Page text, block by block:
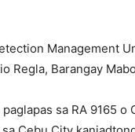
Management
Regla, Barangay
sa RA